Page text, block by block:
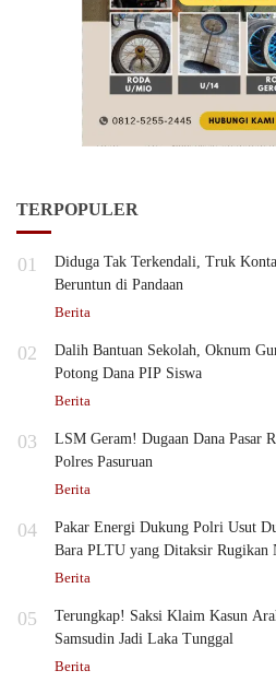
TERPOPULER
01
Diduga Tak Terkendali, Truk
Beruntun di Pandaan
Berita
02
Dalih Bantuan Sekolah, Oknum
Potong Dana PIP Siswa
Berita
03
LSM Geram! Dugaan Dana Pasar
Polres Pasuruan
Berita
04
Pakar Energi Dukung Polri Usut
Bara PLTU yang Ditaksir Rugikan
Berita
05
Terungkap! Saksi Klaim Kasun
Samsudin Jadi Laka Tunggal
Berita